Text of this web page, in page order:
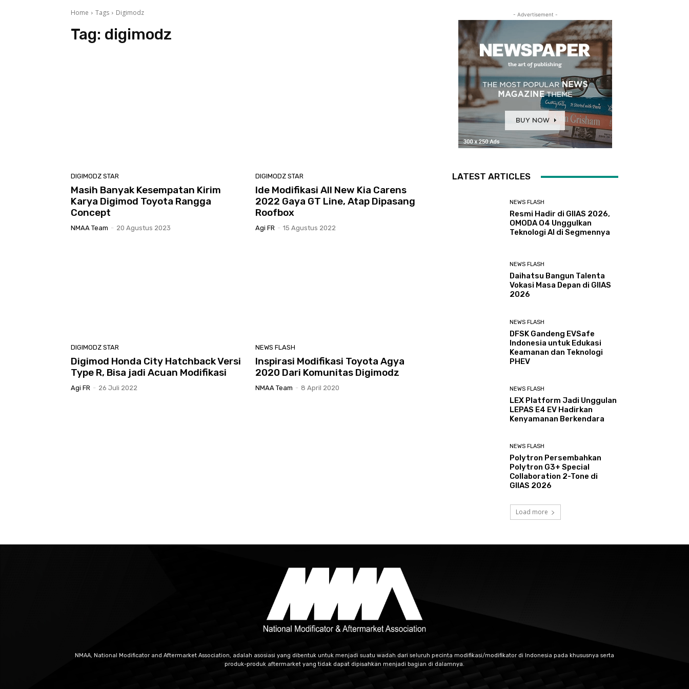
Home Tags Digimodz
Tag: digimodz
DIGIMODZ STAR
Masih Banyak Kesempatan Kirim
Karya Digimod Toyota Rangga
Concept
NMAA Team - 20 Agustus 2023
DIGIMODZ STAR
Ide Modifikasi All New Kia Carens
2022 Gaya GT Line, Atap Dipasang
Roofbox
Agi FR - 15 Agustus 2022
DIGIMODZ STAR
Digimod Honda City Hatchback Versi
Type R, Bisa jadi Acuan Modifikasi
Agi FR - 26 Juli 2022
NEWS FLASH
Inspirasi Modifikasi Toyota Agya
2020 Dari Komunitas Digimodz
NMAA Team - 8 April 2020
- Advertisement -
LATEST ARTICLES
NEWS FLASH
Resmi Hadir di GIIAS 2026,
OMODA O4 Unggulkan
Teknologi AI di Segmennya
NEWS FLASH
Daihatsu Bangun Talenta
Vokasi Masa Depan di GIIAS
2026
NEWS FLASH
DFSK Gandeng EVSafe
Indonesia untuk Edukasi
Keamanan dan Teknologi
PHEV
NEWS FLASH
LEX Platform Jadi Unggulan
LEPAS E4 EV Hadirkan
Kenyamanan Berkendara
NEWS FLASH
Polytron Persembahkan
Polytron G3+ Special
Collaboration 2-Tone di
GIIAS 2026
Load more
NMAA, National Modificator and Aftermarket Association, adalah asosiasi yang dibentuk untuk menjadi suatu wadah dari seluruh pecinta modifikasi/modifikator di Indonesia pada khususnya serta
produk-produk aftermarket yang tidak dapat dipisahkan menjadi bagian di dalamnya.